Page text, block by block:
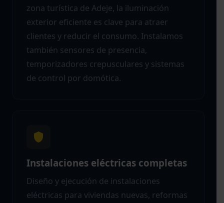
zona turística de Adeje, la iluminación
exterior eficiente es clave para atraer
clientes y reducir el consumo. Instalamos
también sensores de presencia,
temporizadores crepusculares y sistemas
de control por domótica.
Instalaciones eléctricas completas
Diseño y ejecución de instalaciones
eléctricas para viviendas nuevas, reformas